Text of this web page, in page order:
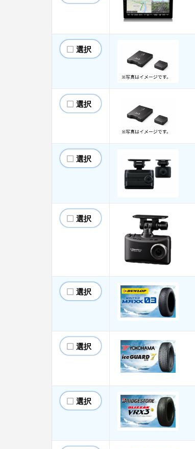
選択
選択
選択
選択
選択
選択
選択